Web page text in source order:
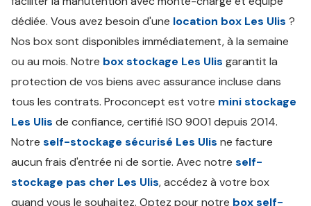
dédiée. Vous avez besoin d'une location box Les Ulis ?
Nos box sont disponibles immédiatement, à la semaine
ou au mois. Notre box stockage Les Ulis garantit la
protection de vos biens avec assurance incluse dans
tous les contrats. Proconcept est votre mini stockage
Les Ulis de confiance, certifié ISO 9001 depuis 2014.
Notre self-stockage sécurisé Les Ulis ne facture
aucun frais d'entrée ni de sortie. Avec notre self-
stockage pas cher Les Ulis, accédez à votre box
quand vous le souhaitez. Optez pour notre box self-